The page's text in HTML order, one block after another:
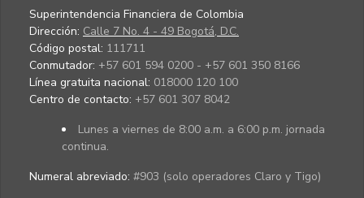
Superintendencia Financiera de Colombia
Dirección: Calle 7 No. 4 - 49 Bogotá, D.C.
Código postal: 111711
Conmutador: +57 601 594 0200 - +57 601 350 8166
Línea gratuita nacional: 018000 120 100
Centro de contacto: +57 601 307 8042
Lunes a viernes de 8:00 a.m. a 6:00 p.m. jornada
continua.
Numeral abreviado: #903 (solo operadores Claro y Tigo)